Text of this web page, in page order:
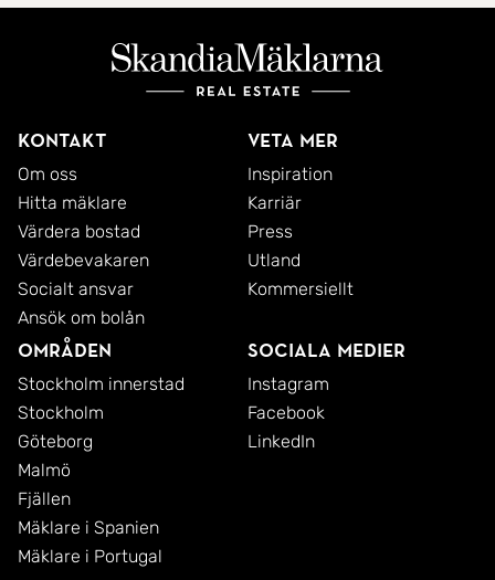
Kontakt
Om oss
Hitta mäklare
Värdera bostad
Värdebevakaren
Socialt ansvar
Ansök om bolån
Veta mer
Inspiration
Karriär
Press
Utland
Kommersiellt
Områden
Stockholm innerstad
Stockholm
Göteborg
Malmö
Fjällen
Mäklare i Spanien
Mäklare i Portugal
Sociala medier
Instagram
Facebook
LinkedIn